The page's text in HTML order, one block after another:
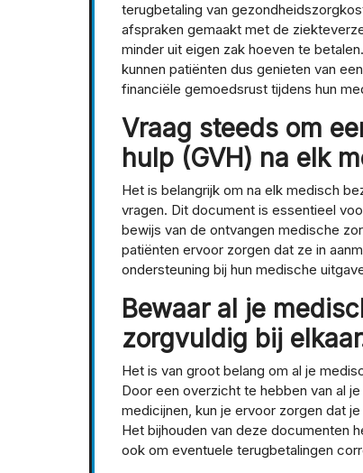
terugbetaling van
afspraken gemaakt met de
minder uit eigen zak hoeven te
kunnen patiënten dus genieten van
financiële gemoedsrust tijdens hun
Vraag steeds om
hulp (GVH) na elk
Het is belangrijk om na elk medisch
vragen. Dit document is essentieel
bewijs van de ontvangen medische
patiënten ervoor zorgen dat ze in
ondersteuning bij hun medische
Bewaar al je
zorgvuldig bij
Het is van groot belang om al je
Door een overzicht te hebben van al
medicijnen, kun je ervoor zorgen dat
Het bijhouden van deze documenten
ook om eventuele terugbetalingen